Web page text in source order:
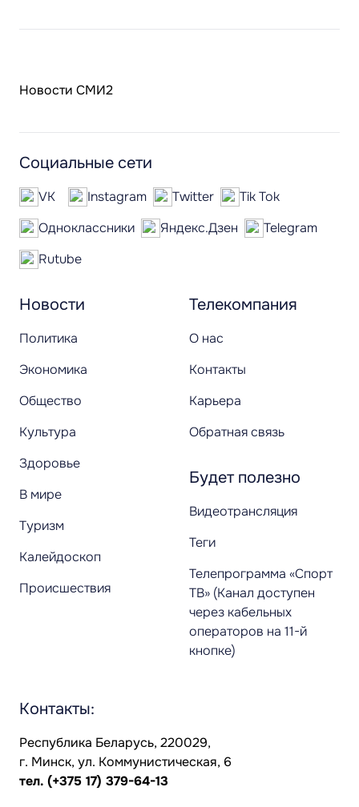
Новости СМИ2
Новости
Политика
Экономика
Общество
Культура
Здоровье
В мире
Туризм
Калейдоскоп
Происшествия
Телекомпания
О нас
Контакты
Карьера
Обратная связь
Будет полезно
Видеотрансляция
Теги
Телепрограмма «Спорт
ТВ» (Канал доступен
через кабельных
операторов на 11-й
кнопке)
Социальные сети
VK Instagram Twitter
Tik Tok
Одноклассники
Яндекс.Дзен
Telegram
Rutube
Контакты:
Республика Беларусь, 220029,
г. Минск, ул. Коммунистическая, 6
тел. (+375 17) 379-64-13